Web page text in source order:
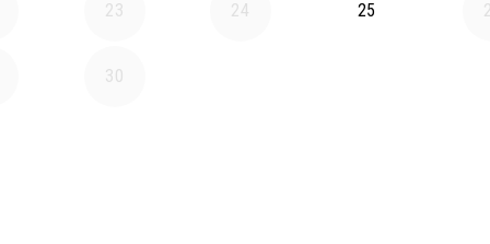
23 24 25
30